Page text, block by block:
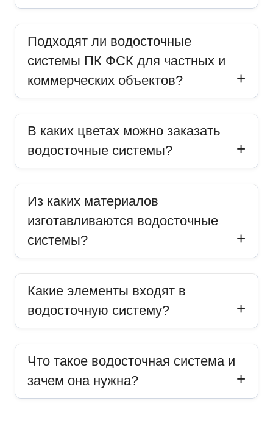
Подходят ли водосточные
системы ПК ФСК для частных и
коммерческих объектов?
В каких цветах можно заказать
водосточные системы?
Из каких материалов
изготавливаются водосточные
системы?
Какие элементы входят в
водосточную систему?
Что такое водосточная система и
зачем она нужна?